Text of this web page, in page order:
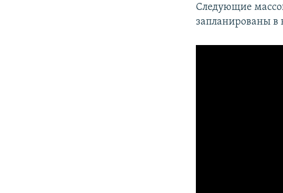
Следующие
запланированы в